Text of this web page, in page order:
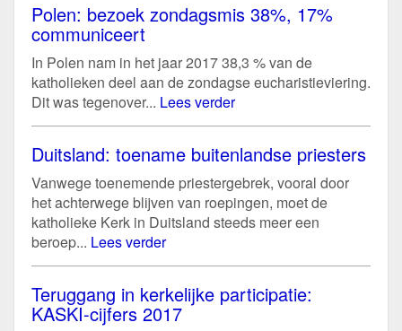
Polen: bezoek zondagsmis 38%, 17%
communiceert
In Polen nam in het jaar 2017 38,3 % van de
katholieken deel aan de zondagse eucharistieviering.
Dit was tegenover... Lees verder
Duitsland: toename buitenlandse priesters
Vanwege toenemende priestergebrek, vooral door
het achterwege blijven van roepingen, moet de
katholieke Kerk in Duitsland steeds meer een
beroep... Lees verder
Teruggang in kerkelijke participatie:
KASKI-cijfers 2017